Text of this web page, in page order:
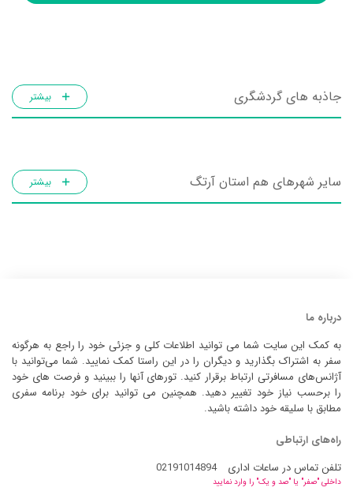
جاذبه های گردشگری بیشتر
سایر شهرهای هم استان آرتگ بیشتر
درباره ما
به کمک این سایت شما می توانید اطلاعات کلی و جزئی خود را راجع به هرگونه
سفر به اشتراک بگذارید و دیگران را در این راستا کمک نمایید. شما می‌توانید با
آژانس‌های مسافرتی ارتباط برقرار کنید. تورهای آنها را ببینید و فرصت های خود
را برحسب نیاز خود تغییر دهید. همچنین می توانید برای خود برنامه سفری
مطابق با سلیقه خود داشته باشید.
راه‌های ارتباطی
تلفن تماس در ساعات اداری
02191014894
داخلی "صفر" یا "صد و یک" را وارد نمایید